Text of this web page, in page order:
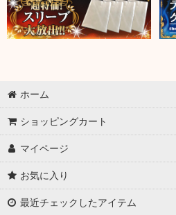
ホーム
ショッピングカート
マイページ
お気に入り
最近チェックしたアイテム